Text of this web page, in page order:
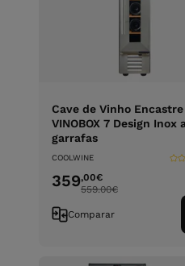
Cave de Vinho Encastre
VINOBOX 7 Design Inox
garrafas
COOLWINE
359,00€
559.00€
Comparar